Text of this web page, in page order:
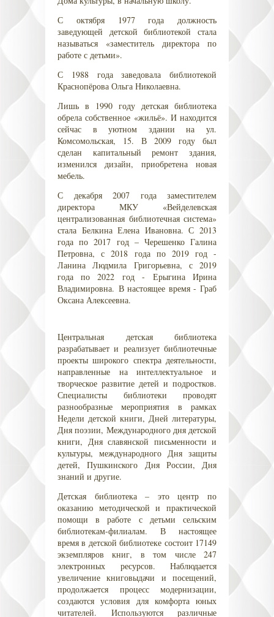
С октября 1977 года должность
заведующей детской библиотекой стала
называться «заместитель директора по
работе с детьми».
С 1988 года заведовала библиотекой
Краснопёрова Ольга Николаевна.
Лишь в 1990 году детская библиотека
обрела собственное «жильё». И находится
сейчас в уютном здании на ул.
Комсомольская, 15. В 2009 году был
сделан капитальный ремонт здания,
изменился дизайн, приобретена новая
мебель.
С декабря 2007 года заместителем
директора МКУ «Вейделевская
централизованная библиотечная система»
стала Белкина Елена Ивановна. С 2013
года по 2017 год – Черешенко Галина
Петровна, с 2018 года по 2019 год -
Ланина Людмила Григорьевна, с 2019
года по 2022 год - Ерыгина Ирина
Владимировна. В настоящее время - Граб
Оксана Алексеевна.
Центральная детская библиотека
разрабатывает и реализует библиотечные
проекты широкого спектра деятельности,
направленные на интеллектуальное и
творческое развитие детей и подростков.
Специалисты библиотеки проводят
разнообразные мероприятия в рамках
Недели детской книги, Дней литературы,
Дня поэзии, Международного дня детской
книги, Дня славянской письменности и
культуры, международного Дня защиты
детей, Пушкинского Дня России, Дня
знаний и другие.
Детская библиотека – это центр по
оказанию методической и практической
помощи в работе с детьми сельским
библиотекам-филиалам. В настоящее
время в детской библиотеке состоит 17149
экземпляров книг, в том числе 247
электронных ресурсов. Наблюдается
увеличение книговыдачи и посещений,
продолжается процесс модернизации,
создаются условия для комфорта юных
читателей. Используются различные